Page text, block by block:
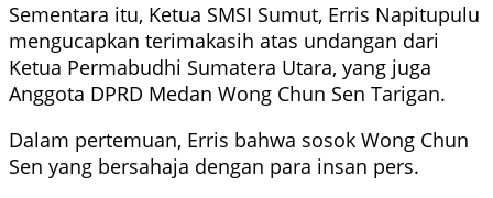
Sementara itu, Ketua SMSI Sumut, Erris Napitupulu
mengucapkan terimakasih atas undangan dari
Ketua Permabudhi Sumatera Utara, yang juga
Anggota DPRD Medan Wong Chun Sen Tarigan.
Dalam pertemuan, Erris bahwa sosok Wong Chun
Sen yang bersahaja dengan para insan pers.